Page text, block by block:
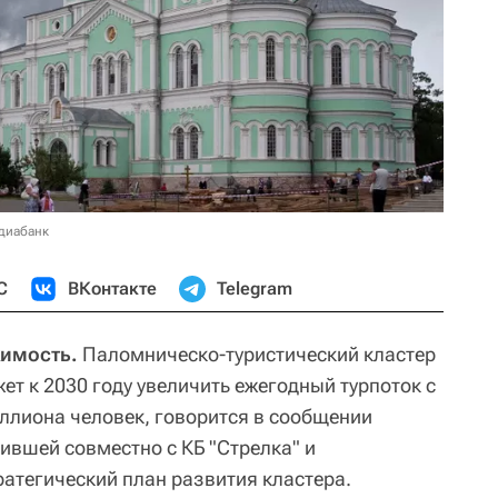
ВКонтакте Telegram
Паломническо-туристический кластер
к 2030 году увеличить ежегодный турпоток с
человек, говорится в сообщении
совместно с КБ "Стрелка" и
план развития кластера.